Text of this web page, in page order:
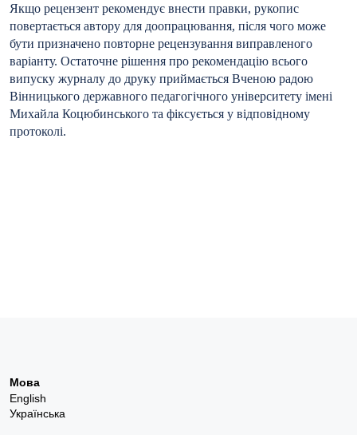
Якщо рецензент рекомендує внести правки, рукопис
повертається автору для доопрацювання, після чого може
бути призначено повторне рецензування виправленого
варіанту. Остаточне рішення про рекомендацію всього
випуску журналу до друку приймається Вченою радою
Вінницького державного педагогічного університету імені
Михайла Коцюбинського та фіксується у відповідному
протоколі.
Мова
English
Українська